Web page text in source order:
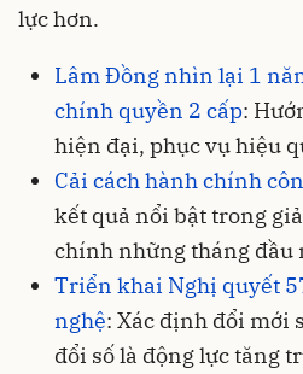
lực hơn.
Lâm Đồng nhìn lại 1
chính quyền 2 cấp:
hiện đại, phục vụ hiệu
Cải cách hành chính
kết quả nổi bật trong
chính những tháng đầu
Triển khai Nghị quyết
nghệ: Xác định đổi mới
đổi số là động lực tăng